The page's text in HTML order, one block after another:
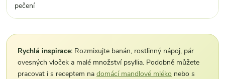
pečení
Rychlá inspirace: Rozmixujte banán, rostlinný nápoj, pár
ovesných vloček a malé množství psyllia. Podobně můžete
pracovat i s receptem na domácí mandlové mléko nebo s